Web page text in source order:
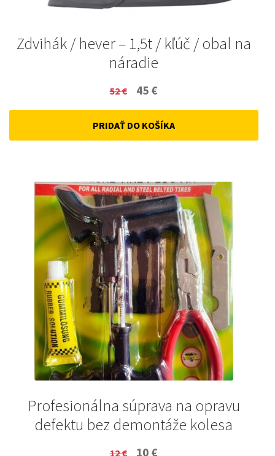
Zdvihák / hever – 1,5t / kľúč / obal na
náradie
52€
Original
price
was:
45 €
price
is:
PRIDAŤ DO KOŠÍKA
Profesionálna súprava na opravu
defektu bez demontáže kolesa
12€
Original
10 €